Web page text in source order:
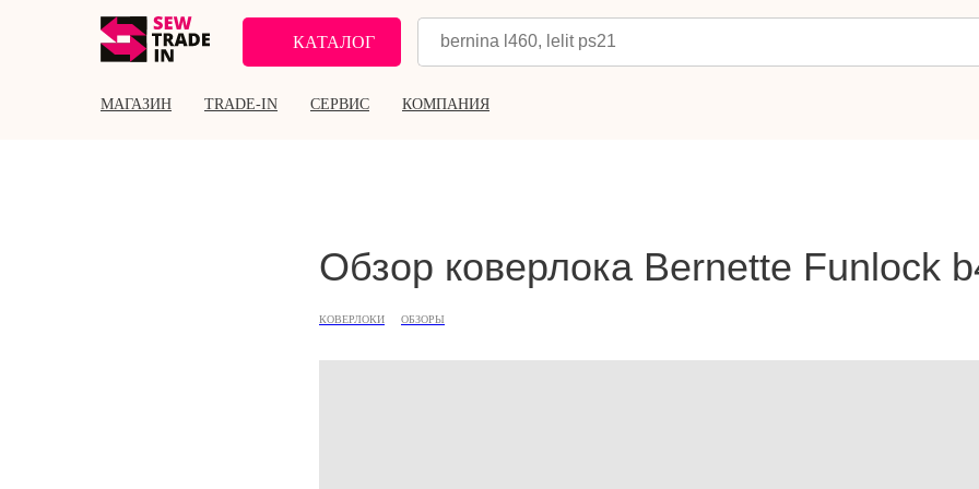
КАТАЛОГ
МАГАЗИН TRADE-IN СЕРВИС КОМПАНИЯ
Обзор коверлока Bernette Funlock
КОВЕРЛОКИ ОБЗОРЫ